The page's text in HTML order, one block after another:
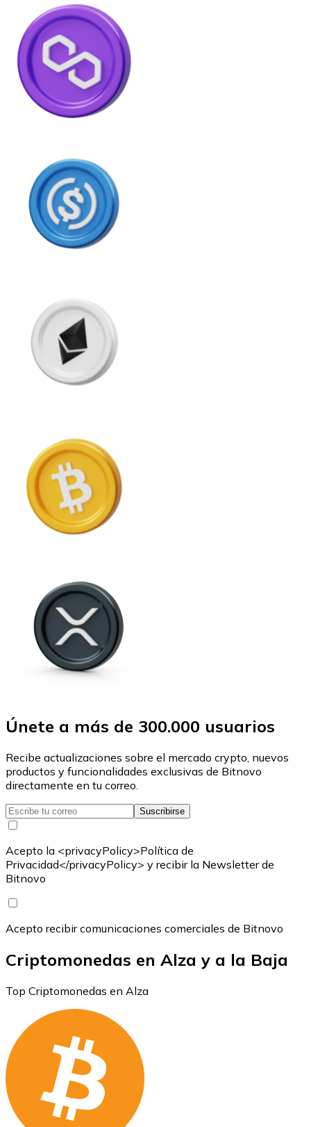
Únete a más de 300.000 usuarios
Recibe actualizaciones sobre el mercado crypto, nuevos
productos y funcionalidades exclusivas de Bitnovo
directamente en tu correo.
Suscribirse
Acepto la <privacyPolicy>Política de
Privacidad</privacyPolicy> y recibir la Newsletter de
Bitnovo
Acepto recibir comunicaciones comerciales de Bitnovo
Criptomonedas en Alza y a la Baja
Top Criptomonedas en Alza